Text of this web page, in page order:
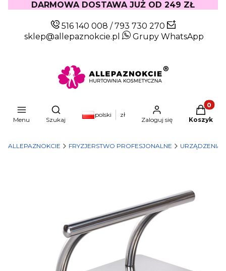
DARMOWA DOSTAWA JUŻ OD 249 ZŁ
516 140 008 /793 730 270
sklep@allepaznokcie.pl
Grupy WhatsApp
Menu
Otwórz wyszukiwarkę
Szukaj
polski zł
Zaloguj się Koszyk
ALLEPAZNOKCIE FRYZJERSTWO PROFESJONALNE URZĄDZENIA I